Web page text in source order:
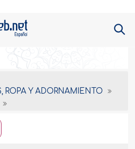
ROPA Y ADORNAMIENTO